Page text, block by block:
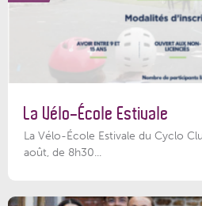
La Vélo-École Estivale
La Vélo-École Estivale du Cyclo
août, de 8h30...